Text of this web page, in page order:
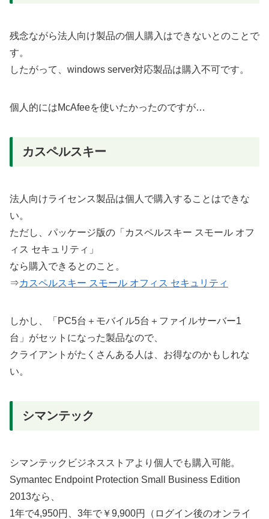
残念ながら法人向け製品の個人購入はできないとのことで
す。
したがって、windows server対応製品は購入不可です。
個人的にはMcAfeeを使いたかったのですが…
カスペルスキー
法人向けライセンス製品は個人で購入することはできな
い。
ただし、パッケージ版の「カスペルスキー スモール オフ
ィス セキュリティ」
なら購入できるとのこと。
⇒カスペルスキー スモール オフィス セキュリティ
しかし、「PC5台＋モバイル5台＋ファイルサーバー1
台」がセットになった製品なので、
クライアントがたくさんある人は、お得なのかもしれな
い。
シマンテック
シマンテックビジネスストアより個人でも購入可能。
Symantec Endpoint Protection Small Business Edition
2013なら、
1年で4,950円、3年で￥9,900円（ログイン後のオンライ